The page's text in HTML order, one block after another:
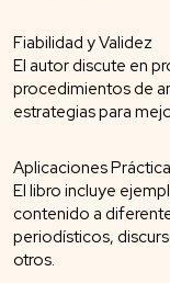
Fiabilidad y Validez
El autor discute en
procedimientos de
estrategias para
Aplicaciones
El libro incluye
contenido a
periodísticos,
otros.